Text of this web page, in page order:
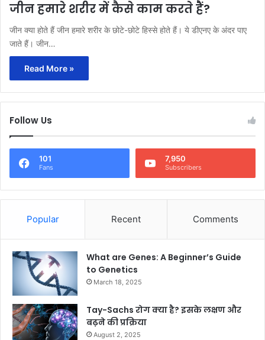
जीन हमारे शरीर में कैसे काम करते हैं?
जीन क्या होते हैं जीन हमारे शरीर के छोटे-छोटे हिस्से होते हैं। ये डीएनए के अंदर पाए
जाते हैं। जीन…
Read More »
Follow Us
101
Fans
7,950
Subscribers
Popular Recent Comments
What are Genes: A Beginner’s Guide
to Genetics
March 18, 2025
Tay-Sachs रोग क्या है? इसके लक्षण और
बढ़ने की प्रक्रिया
August 2, 2025